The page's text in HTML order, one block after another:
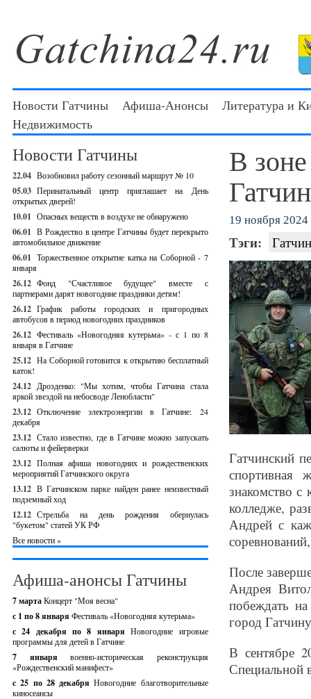
Новости Гатчины Афиша-Анонсы
Литература и
Недвижимость
Новости Гатчины
22.04 Возобновил работу сезонный маршрут № 10
05.03 Перинатальный центр приглашает на День
открытых дверей!
10.01 Опасных веществ в воздухе не обнаружено
06.01 В Рождество в центре Гатчины будет перекрыто
автомобильное движение
06.01 Торжественное открытие катка на Соборной - 7
января
26.12 Фонд "Счастливое будущее" вместе с
партнерами дарят новогодние праздники детям!
26.12 График работы городских и пригородных
автобусов в период новогодних праздников
26.12 Фестиваль «Новогодняя кутерьма» - с 1 по 8
января в Гатчине
25.12 На Соборной готовится к открытию бесплатный
каток!
24.12 Дрозденко: "Мы хотим, чтобы Гатчина стала
яркой звездой на небосводе Ленобласти"
23.12 Отключение электроэнергии в Гатчине: 24
декабря
23.12 Стало известно, где в Гатчине можно запускать
салюты и фейерверки
23.12 Полная афиша новогодних и рождественских
мероприятий Гатчинского округа
13.12 В Гатчинском парке найден ранее неизвестный
подземный ход
12.12 Стрельба на день рождения обернулась
"букетом" статей УК РФ
Все новости »
Афиша-анонсы Гатчины
7 мартаКонцерт "Моя весна"
с 1 по 8 января Фестиваль «Новогодняя кутерьма»
с 24 декабря по 8 январяНовогодние игровые
программы для детей в Гатчине
7 январявоенно-историческая реконструкция
«Рождественский манифест»
c 25 по 28 декабряНовогодние благотворительные
киносеансы
В
19 ноября 2024
Тэги:
Гатчинский
спортивная
знакомство с
колледже,
Андрей с
После
Андрея
побеждать
город
В сентябре
Специальной